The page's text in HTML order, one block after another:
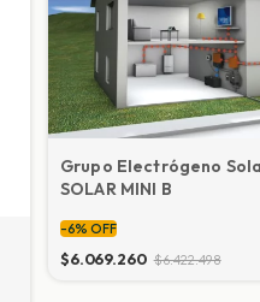
Grupo Electrógeno
SOLAR MINI B
-6% OFF
$6.069.260 $6.422.498